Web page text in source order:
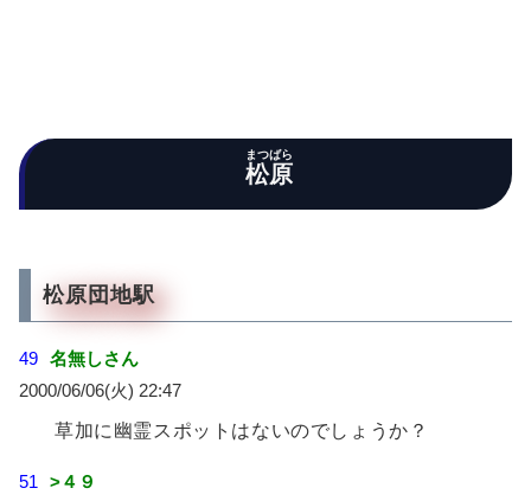
松原
まつばら
松原団地駅
49 名無しさん
2000/06/06(火) 22:47
草加に幽霊スポットはないのでしょうか？
51
>４９